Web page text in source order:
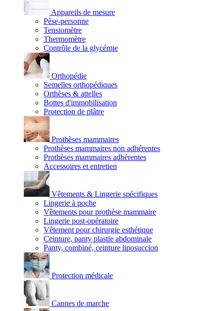
Appareils de mesure
Pèse-personne
Tensiomètre
Thermomètre
Contrôle de la glycémie
Orthopédie
Semelles orthopédiques
Orthèses & attelles
Bottes d'immobilisation
Protection de plâtre
Prothèses mammaires
Prothèses mammaires non adhérentes
Prothèses mammaires adhérentes
Accessoires et entretien
Vêtements & Lingerie spécifiques
Lingerie à poche
Vêtements pour prothèse mammaire
Lingerie post-opératoire
Vêtement pour chirurgie esthétique
Ceinture, panty plastie abdominale
Panty, combiné, ceinture liposuccion
Protection médicale
Cannes de marche